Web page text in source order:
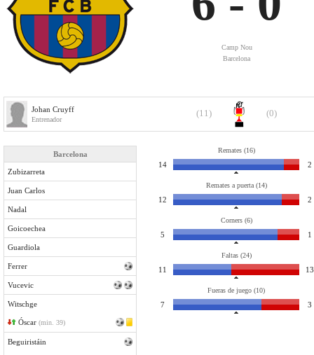
Camp Nou
Barcelona
Johan Cruyff
Entrenador
(11) (0)
Barcelona
Zubizarreta
Juan Carlos
Nadal
Goicoechea
Guardiola
Ferrer
Vucevic
Witschge
Óscar (min. 39)
Beguiristáin
Remates (16)
14 2
Remates a puerta (14)
12 2
Corners (6)
5 1
Faltas (24)
11 13
Fueras de juego (10)
7 3